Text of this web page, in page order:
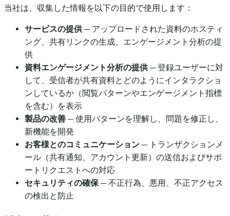
当社は、収集した情報を以下の目的で使用します：
サービスの提供 — アップロードされた資料のホスティ
ング、共有リンクの生成、エンゲージメント分析の提
供
資料エンゲージメント分析の提供 — 登録ユーザーに対
して、受信者が共有資料とどのようにインタラクショ
ンしているか（閲覧パターンやエンゲージメント指標
を含む）を表示
製品の改善 — 使用パターンを理解し、問題を修正し、
新機能を開発
お客様とのコミュニケーション — トランザクションメ
ール（共有通知、アカウント更新）の送信およびサポ
ートリクエストへの対応
セキュリティの確保 — 不正行為、悪用、不正アクセス
の検出と防止